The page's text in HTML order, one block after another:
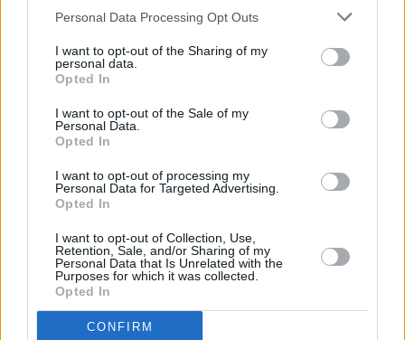
negar su consentimiento. Tenga en cuenta que algún
de su consentimiento, pero usted tiene el derecho de
rechazar tal procesamiento. Sus preferencias se aplicarán
cualquier momento entrando de nuevo en este sitio web o
visitando nuestra política de privacidad.
Personal Data Processing Opt Outs
I want to opt-out of the Sharing of my
personal data.
Opted In
I want to opt-out of the Sale of my
Personal Data.
Opted In
I want to opt-out of processing my
Personal Data for Targeted Advertising.
Opted In
I want to opt-out of Collection, Use,
Retention, Sale, and/or Sharing of my
Personal Data that Is Unrelated with the
Purposes for which it was collected.
Opted In
CONFIRM